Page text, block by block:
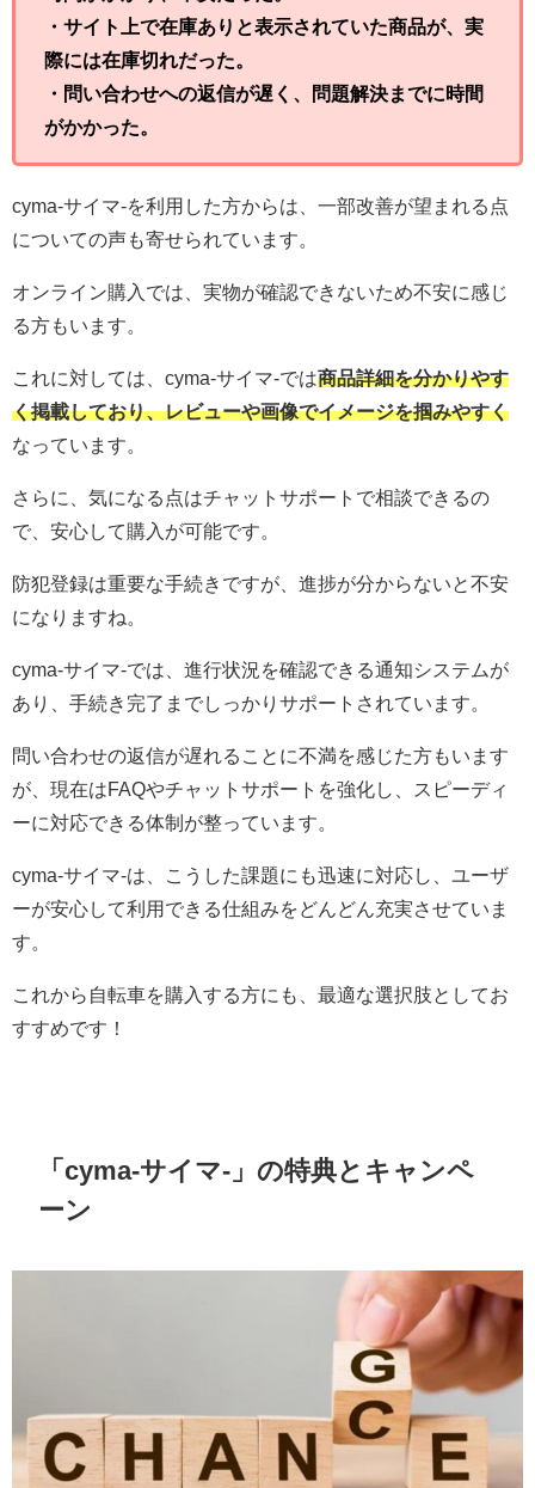
・サイト上で在庫ありと表示されていた商品が、実
際には在庫切れだった。
・問い合わせへの返信が遅く、問題解決までに時間
がかかった。
cyma-サイマ-を利用した方からは、一部改善が望まれる点
についての声も寄せられています。
オンライン購入では、実物が確認できないため不安に感じ
る方もいます。
これに対しては、cyma-サイマ-では商品詳細を分かりやす
く掲載しており、レビューや画像でイメージを掴みやすく
なっています。
さらに、気になる点はチャットサポートで相談できるの
で、安心して購入が可能です。
防犯登録は重要な手続きですが、進捗が分からないと不安
になりますね。
cyma-サイマ-では、進行状況を確認できる通知システムが
あり、手続き完了までしっかりサポートされています。
問い合わせの返信が遅れることに不満を感じた方もいます
が、現在はFAQやチャットサポートを強化し、スピーディ
ーに対応できる体制が整っています。
cyma-サイマ-は、こうした課題にも迅速に対応し、ユーザ
ーが安心して利用できる仕組みをどんどん充実させていま
す。
これから自転車を購入する方にも、最適な選択肢としてお
すすめです！
「cyma-サイマ-」の特典とキャンペ
ーン